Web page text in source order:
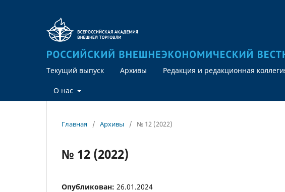
Текущий выпуск Архивы Редакция и редакционная
О нас
Главная / Архивы / № 12 (2022)
№ 12 (2022)
Опубликован: 26.01.2024